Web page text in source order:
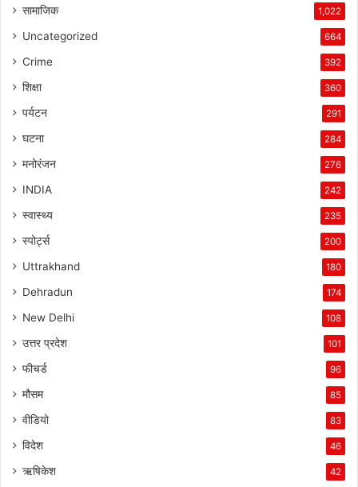
सामाजिक 1,022
Uncategorized 664
Crime 392
शिक्षा 360
पर्यटन 291
घटना 284
मनोरंजन 276
INDIA 242
स्वास्थ्य 235
स्पोर्ट्स 200
Uttrakhand 180
Dehradun 174
New Delhi 108
उत्तर प्रदेश 101
फीचर्ड 96
मौसम 85
वीडियो 83
विदेश 46
ऋषिकेश 42